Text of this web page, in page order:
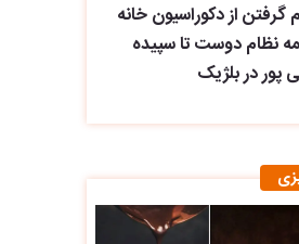
گرفتن از دکوراسیون خانه
نظام دوست تا سپیده
پور در بلژیک